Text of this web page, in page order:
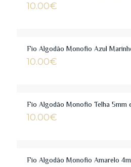
10.00€
Fio Algodão Monofio Azul
10.00€
Fio Algodão Monofio Telha 5mm
10.00€
Fio Algodão Monofio Amarelo